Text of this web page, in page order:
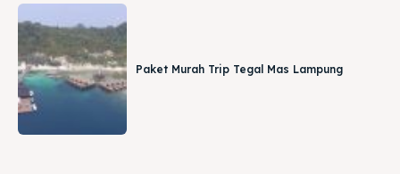
Paket Murah Trip Tegal Mas Lampung